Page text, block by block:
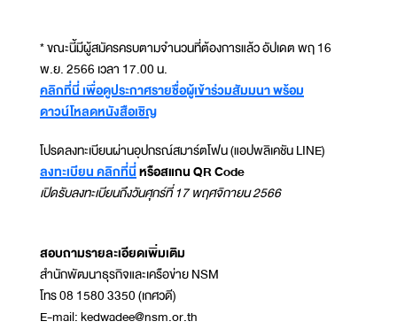
* ขณะนี้มีผู้สมัครครบตามจำนวนที่ต้องการแล้ว อัปเดต พฤ 16
พ.ย. 2566 เวลา 17.00 น.
คลิกที่นี่ เพื่อดูประกาศรายชื่อผู้เข้าร่วมสัมมนา พร้อม
ดาวน์โหลดหนังสือเชิญ
โปรดลงทะเบียนผ่านอุปกรณ์สมาร์ตโฟน (แอปพลิเคชัน LINE)
ลงทะเบียน คลิกที่นี่หรือสแกน QR Code
เปิดรับลงทะเบียนถึงวันศุกร์ที่ 17 พฤศจิกายน 2566
สอบถามรายละเอียดเพิ่มเติม
สำนักพัฒนาธุรกิจและเครือข่าย NSM
โทร 08 1580 3350 (เกศวดี)
E-mail: kedwadee@nsm.or.th